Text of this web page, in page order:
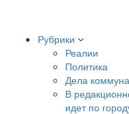
Рубрики
Реалии
Политика
Дела
В
идет по